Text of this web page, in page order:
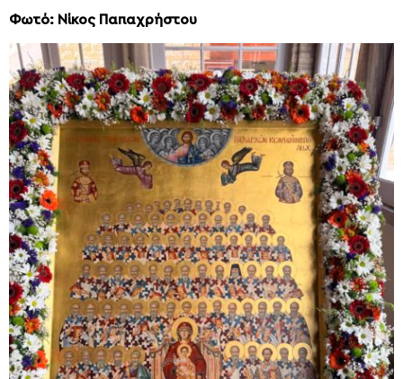
Φωτό: Νίκος Παπαχρήστου